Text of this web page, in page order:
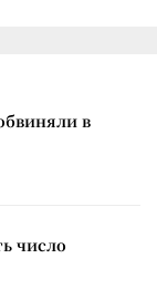
в
число